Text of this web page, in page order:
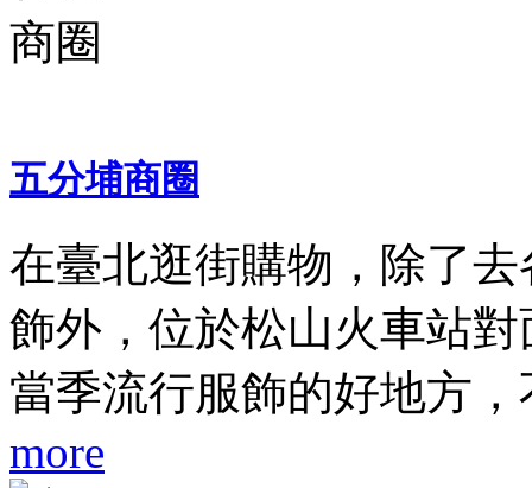
五分埔商圈
在臺北逛街購物，除了
飾外，位於松山火車站
當季流行服飾的好地方，
more